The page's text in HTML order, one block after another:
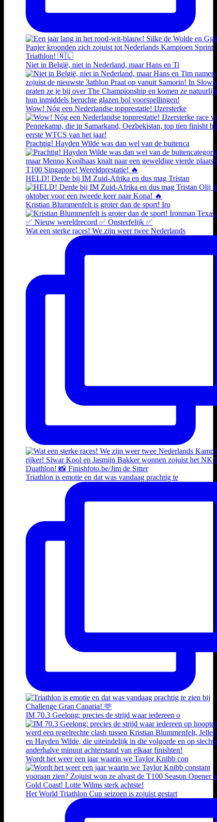
Niet in België, niet in Nederland, maar Hans en Ti
Wow! Nóg een Nederlandse topprestatie! IJzersterke
Prachtig! Hayden Wilde was dan wel van de buitenca
HELD! Derde bij IM Zuid-Afrika en dus mag Tristan
Kristian Blummenfelt is groter dan de sport! Iro
Wat een sterke races! We zijn weer twee Nederlands
Triathlon is emotie en dat was vandaag prachtig te
IM 70.3 Geelong: precies de strijd waar iedereen o
Wordt het weer een jaar waarin we Taylor Knibb con
Het World Triathlon Cup seizoen is zojuist gestart